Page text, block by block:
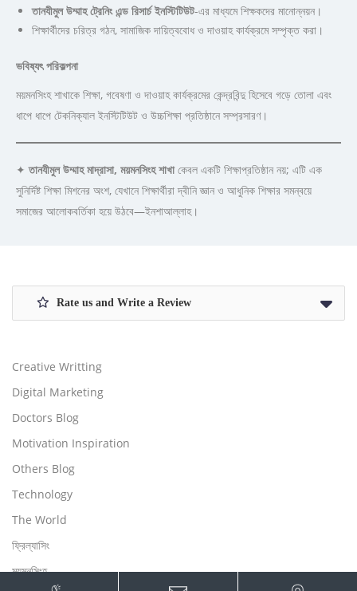
তানযীমুল উম্মাহ ট্রেনিং এন্ড রিসার্চ ইনস্টিটিউট-এর মাধ্যমে শিক্ষকদের মানোন্নয়ন।
শিক্ষার্থীদের চরিত্র গঠন, সামাজিক দায়িত্ববোধ ও দাওয়াহ কার্যক্রমে সম্পৃক্ত করা।
ভবিষ্যৎ পরিকল্পনা
ময়মনসিংহ শাখাকে শিক্ষা, গবেষণা ও দাওয়াহ কার্যক্রমের কেন্দ্রবিন্দু হিসেবে গড়ে তোলা এবং
ধাপে ধাপে টেকনিক্যাল ইনস্টিটিউট ও উচ্চশিক্ষা প্রতিষ্ঠানে সম্প্রসারণ।
✦তানযীমুল উম্মাহ মাদ্রাসা, ময়মনসিংহ শাখাকেবল একটি শিক্ষাপ্রতিষ্ঠান নয়; এটি এক
সুনির্দিষ্ট শিক্ষা মিশনের অংশ, যেখানে শিক্ষার্থীরা দ্বীনি জ্ঞান ও আধুনিক শিক্ষার সমন্বয়ে
সমাজের আলোকবর্তিকা হয়ে উঠবে—ইনশাআল্লাহ।
Rate us and Write a Review
Creative Writting
Digital Marketing
Doctors Blog
Motivation Inspiration
Others Blog
Technology
The World
ফ্রিল্যাসিং
ময়মনসিংহ